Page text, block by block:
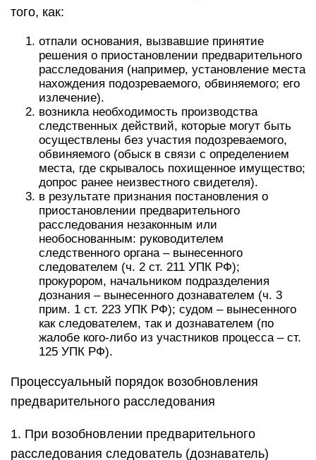
того, как:
отпали основания, вызвавшие принятие
решения о приостановлении предварительного
расследования (например, установление места
нахождения подозреваемого, обвиняемого; его
излечение).
возникла необходимость производства
следственных действий, которые могут быть
осуществлены без участия подозреваемого,
обвиняемого (обыск в связи с определением
места, где скрывалось похищенное имущество;
допрос ранее неизвестного свидетеля).
в результате признания постановления о
приостановлении предварительного
расследования незаконным или
необоснованным: руководителем
следственного органа – вынесенного
следователем (ч. 2 ст. 211 УПК РФ);
прокурором, начальником подразделения
дознания – вынесенного дознавателем (ч. 3
прим. 1 ст. 223 УПК РФ); судом – вынесенного
как следователем, так и дознавателем (по
жалобе кого-либо из участников процесса – ст.
125 УПК РФ).
Процессуальный порядок возобновления
предварительного расследования
1. При возобновлении предварительного
расследования следователь (дознаватель)